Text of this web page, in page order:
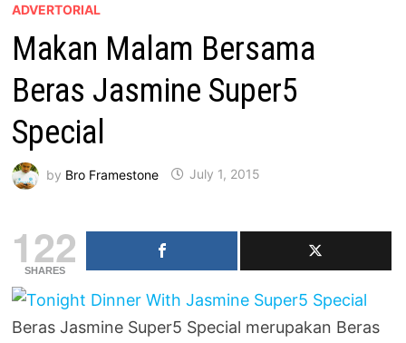
ADVERTORIAL
Makan Malam Bersama
Beras Jasmine Super5
Special
by Bro Framestone July 1, 2015
122
SHARES
Beras Jasmine Super5 Special merupakan Beras